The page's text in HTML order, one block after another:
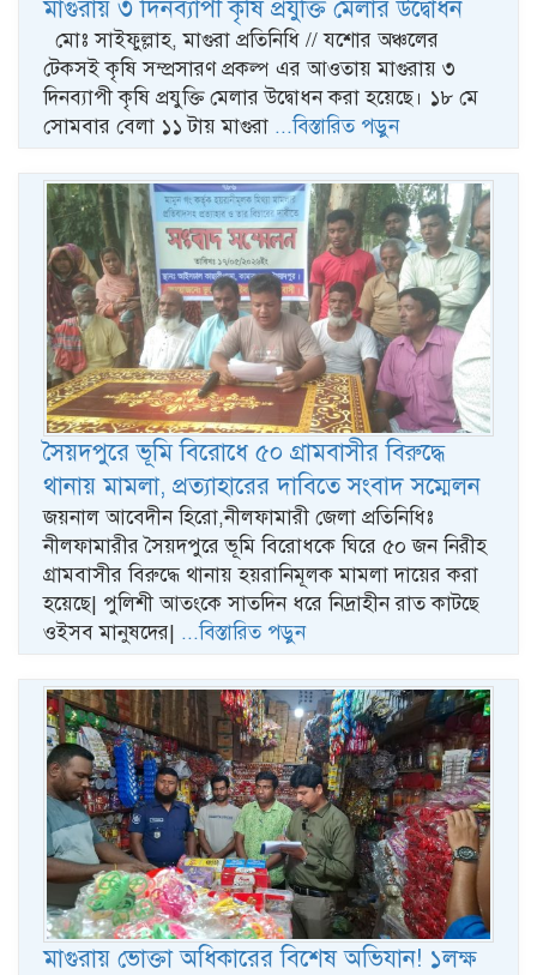
মাগুরায় ৩ দিনব্যাপী কৃষি প্রযুক্তি মেলার উদ্বোধন
মোঃ সাইফুল্লাহ, মাগুরা প্রতিনিধি // যশোর অঞ্চলের
টেকসই কৃষি সম্প্রসারণ প্রকল্প এর আওতায় মাগুরায় ৩
দিনব্যাপী কৃষি প্রযুক্তি মেলার উদ্বোধন করা হয়েছে। ১৮ মে
সোমবার বেলা ১১ টায় মাগুরা ...বিস্তারিত পড়ুন
সৈয়দপুরে ভূমি বিরোধে ৫০ গ্রামবাসীর বিরুদ্ধে
থানায় মামলা, প্রত্যাহারের দাবিতে সংবাদ সম্মেলন
জয়নাল আবেদীন হিরো,নীলফামারী জেলা প্রতিনিধিঃ
নীলফামারীর সৈয়দপুরে ভূমি বিরোধকে ঘিরে ৫০ জন নিরীহ
গ্রামবাসীর বিরুদ্ধে থানায় হয়রানিমূলক মামলা দায়ের করা
হয়েছে| পুলিশী আতংকে সাতদিন ধরে নিদ্রাহীন রাত কাটছে
ওইসব মানুষদের| ...বিস্তারিত পড়ুন
মাগুরায় ভোক্তা অধিকারের বিশেষ অভিযান! ১লক্ষ